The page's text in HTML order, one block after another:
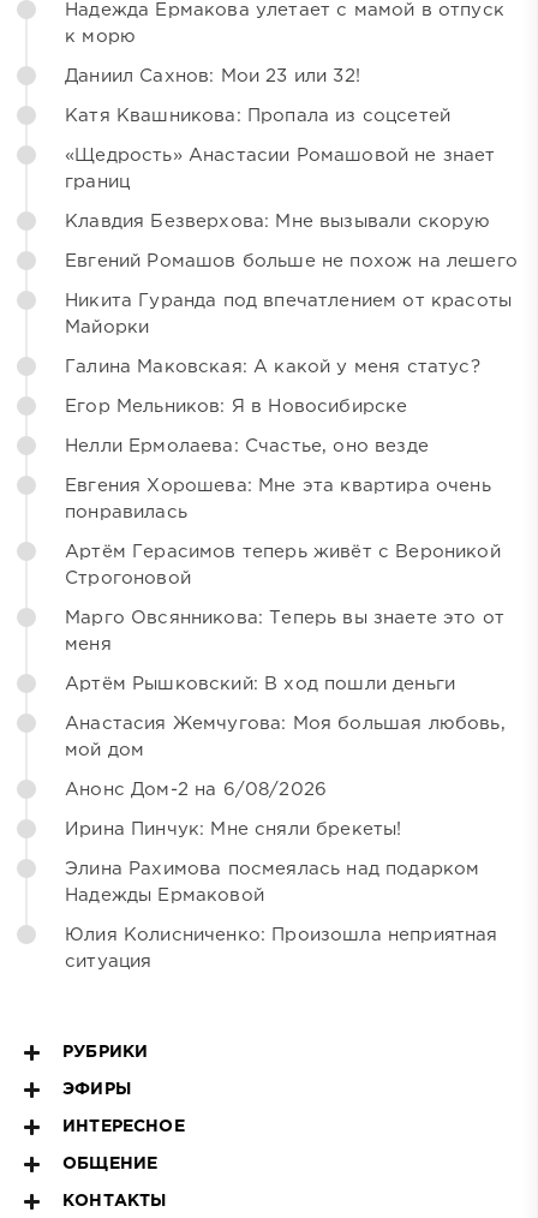
Надежда Ермакова улетает с мамой в отпуск
к морю
Даниил Сахнов: Мои 23 или 32!
Катя Квашникова: Пропала из соцсетей
«Щедрость» Анастасии Ромашовой не знает
границ
Клавдия Безверхова: Мне вызывали скорую
Евгений Ромашов больше не похож на лешего
Никита Гуранда под впечатлением от красоты
Майорки
Галина Маковская: А какой у меня статус?
Егор Мельников: Я в Новосибирске
Нелли Ермолаева: Счастье, оно везде
Евгения Хорошева: Мне эта квартира очень
понравилась
Артём Герасимов теперь живёт с Вероникой
Строгоновой
Марго Овсянникова: Теперь вы знаете это от
меня
Артём Рышковский: В ход пошли деньги
Анастасия Жемчугова: Моя большая любовь,
мой дом
Анонс Дом-2 на 6/08/2026
Ирина Пинчук: Мне сняли брекеты!
Элина Рахимова посмеялась над подарком
Надежды Ермаковой
Юлия Колисниченко: Произошла неприятная
ситуация
РУБРИКИ
ЭФИРЫ
ИНТЕРЕСНОЕ
ОБЩЕНИЕ
КОНТАКТЫ